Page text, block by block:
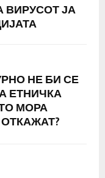
ВИРУСОТ ЈА
НЕ БИ СЕ
ЕТНИЧКА
МОРА